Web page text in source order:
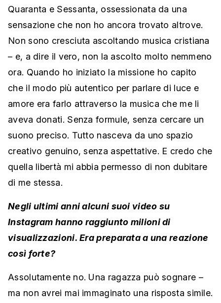
Quaranta e Sessanta, ossessionata da una
sensazione che non ho ancora trovato altrove.
Non sono cresciuta ascoltando musica cristiana
– e, a dire il vero, non la ascolto molto nemmeno
ora. Quando ho iniziato la missione ho capito
che il modo più autentico per parlare di luce e
amore era farlo attraverso la musica che me li
aveva donati. Senza formule, senza cercare un
suono preciso. Tutto nasceva da uno spazio
creativo genuino, senza aspettative. E credo che
quella libertà mi abbia permesso di non dubitare
di me stessa.
Negli ultimi anni alcuni suoi video su
Instagram hanno raggiunto milioni di
visualizzazioni. Era preparata a una reazione
così forte?
Assolutamente no. Una ragazza può sognare –
ma non avrei mai immaginato una risposta simile.